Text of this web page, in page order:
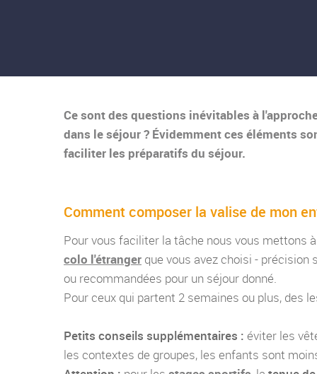
Ce sont des questions inévitables à
dans le séjour ? Évidemment ces éléments
faciliter les préparatifs du séjour.
Comment composer la valise de mon
Pour vous faciliter la tâche nous vous mettons
colo l'étranger que vous avez choisi -
ou recommandées pour un séjour donné.
Pour ceux qui partent 2 semaines ou plus, des
Petits conseils supplémentaires : éviter les
les contextes de groupes, les enfants sont